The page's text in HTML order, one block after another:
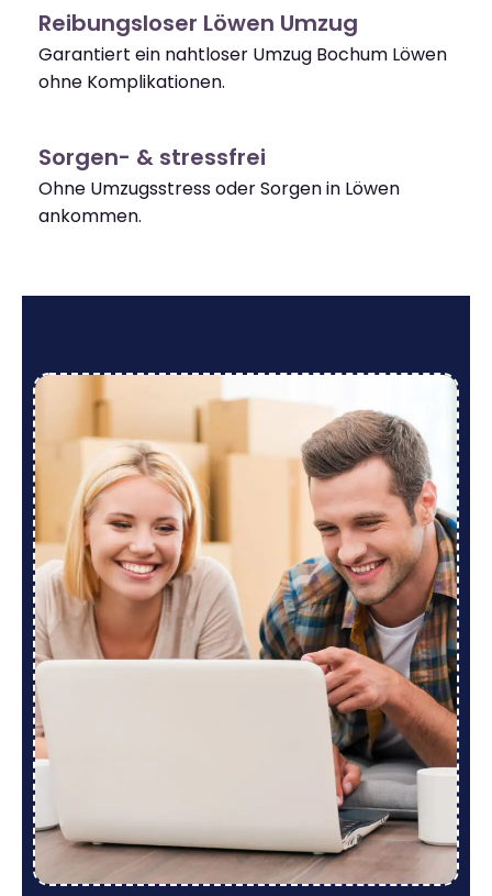
Reibungsloser Löwen Umzug
Garantiert ein nahtloser Umzug Bochum Löwen
ohne Komplikationen.
Sorgen- & stressfrei
Ohne Umzugsstress oder Sorgen in Löwen
ankommen.